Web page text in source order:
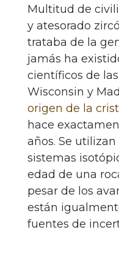
Multitud de
y atesorado
trataba de la
jamás ha
científicos de
Wisconsin y
origen de la
hace
años. Se
sistemas
edad de una
pesar de los
están
fuentes de